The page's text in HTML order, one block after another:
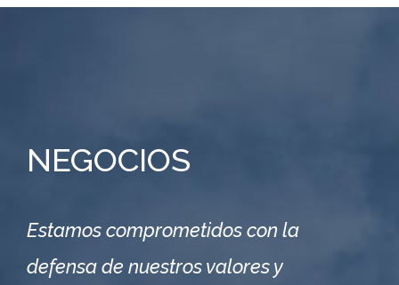
NEGOCIOS
Estamos comprometidos con la
defensa de nuestros valores y